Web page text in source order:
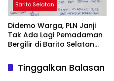
Barito Selatan
Didemo Warga, PLN Janji
Tak Ada Lagi Pemadaman
Bergilir di Barito Selatan
Tinggalkan Balasan